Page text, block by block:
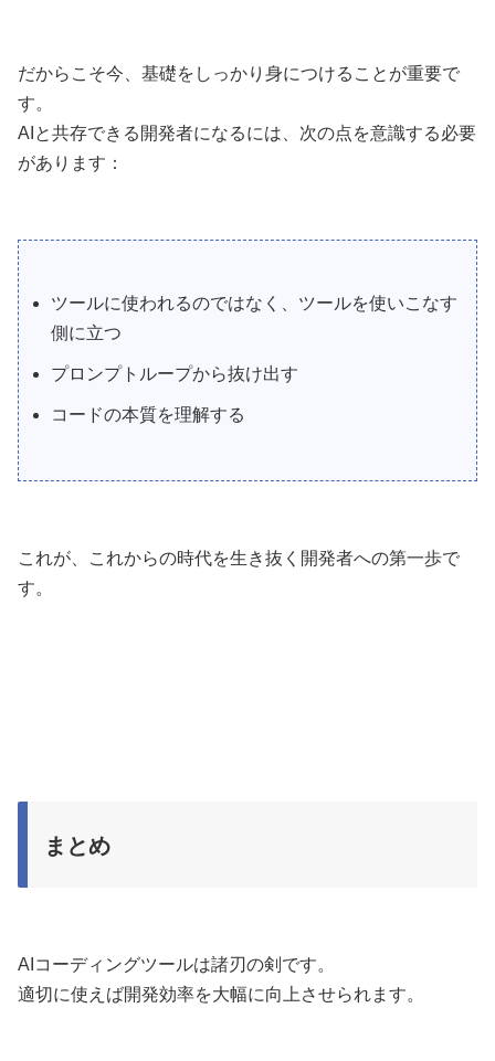
だからこそ今、基礎をしっかり身につけることが重要で
す。
AIと共存できる開発者になるには、次の点を意識する必要
があります：
ツールに使われるのではなく、ツールを使いこなす
側に立つ
プロンプトループから抜け出す
コードの本質を理解する
これが、これからの時代を生き抜く開発者への第一歩で
す。
まとめ
AIコーディングツールは諸刃の剣です。
適切に使えば開発効率を大幅に向上させられます。